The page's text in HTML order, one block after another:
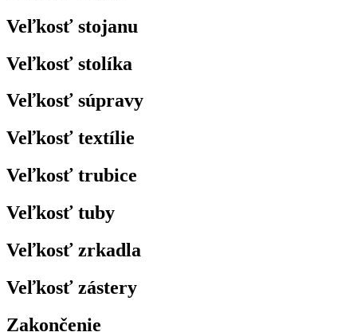
Veľkosť stojanu
Veľkosť stolíka
Veľkosť súpravy
Veľkosť textílie
Veľkosť trubice
Veľkosť tuby
Veľkosť zrkadla
Veľkosť zástery
Zakončenie